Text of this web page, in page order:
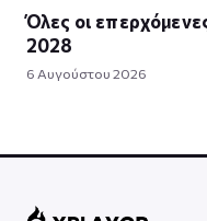
Όλες οι
2028
6 Αυγούστου 2026